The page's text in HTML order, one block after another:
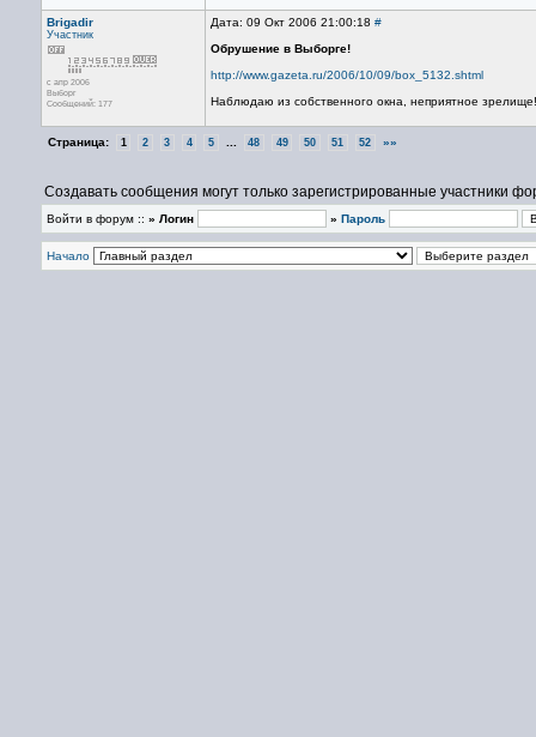
Brigadir
Участник
с апр 2006
Выборг
Сообщений: 177
Дата: 09 Окт 2006 21:00:18 #
Обрушение в Выборге!
http://www.gazeta.ru/2006/10/09/box_5132.shtml
Наблюдаю из собственного окна, неприятное зрелище!
Страница: 1 2 3 4 5 48 49 50 51 52 »»
Создавать сообщения могут только зарегистрированные участники
Войти в форум :: » Логин » Пароль
Начало